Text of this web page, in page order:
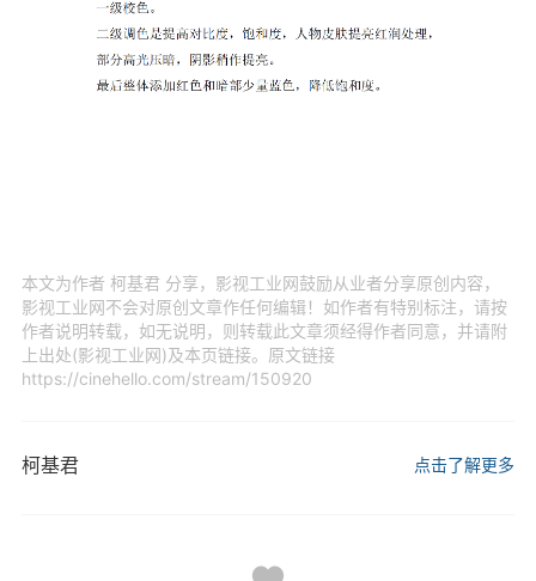
本文为作者 柯基君 分享，影视工业网鼓励从业者分享原创内容，
影视工业网不会对原创文章作任何编辑！如作者有特别标注，请按
作者说明转载，如无说明，则转载此文章须经得作者同意，并请附
上出处(影视工业网)及本页链接。原文链接
https://cinehello.com/stream/150920
柯基君 点击了解更多